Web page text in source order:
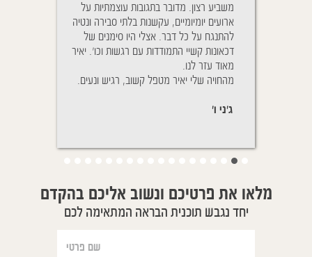
מלאו את פרטיכם ונשוב אליכם בהקדם
יחד נגבש תוכנית הבראה המתאימה לכם
משביע רצון. מדובר בתגובות עוצמתיות על
ארועים יומיומיים, עקשנות בלתי סבירה ונטיה
להתנגח על כל דבר. אצלי היו סימנים של
דכאונות קשיי התמודדות עם רגשות וכו'. יאיר
מאוד עזר לנו.
מהחויה שלי יאיר מטפל קשוב, רגיש ונעים.
ג'ני ו'